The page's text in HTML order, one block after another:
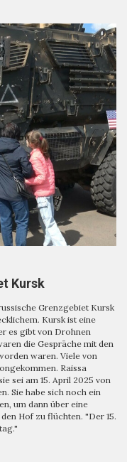
Kursk
Grenzgebiet Kursk
Kursk ist eine
es gibt von Drohnen
die Gespräche mit den
waren. Viele von
Raissa
sei am 15. April 2025 von
Sie habe sich noch ein
um dann über eine
Hof zu flüchten. "Der 15.